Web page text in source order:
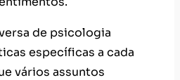
de psicologia
específicas a cada
vários assuntos